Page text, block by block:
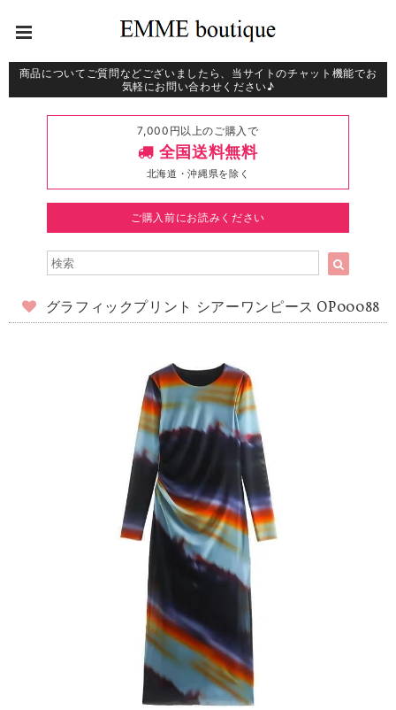
商品についてご質問などございましたら、当サイトのチャット機能でお
気軽にお問い合わせください♪
7,000円以上のご購入で
全国送料無料
北海道・沖縄県を除く
ご購入前にお読みください
グラフィックプリント シアーワンピース OP00088